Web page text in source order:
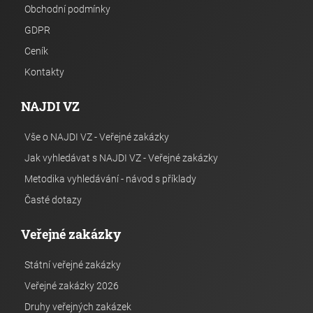
Obchodní podmínky
GDPR
Ceník
Kontakty
NAJDI VZ
Vše o NAJDI VZ - Veřejné zakázky
Jak vyhledávat s NAJDI VZ - Veřejné zakázky
Metodika vyhledávání - návod s příklady
Časté dotazy
Veřejné zakázky
Státní veřejné zakázky
Veřejné zakázky 2026
Druhy veřejných zakázek